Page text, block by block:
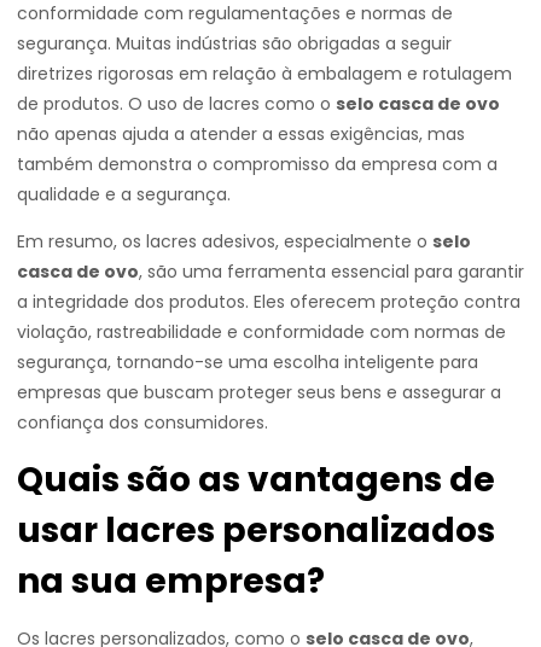
conformidade com regulamentações e normas de
segurança. Muitas indústrias são obrigadas a seguir
diretrizes rigorosas em relação à embalagem e rotulagem
de produtos. O uso de lacres como o selo casca de ovo
não apenas ajuda a atender a essas exigências, mas
também demonstra o compromisso da empresa com a
qualidade e a segurança.
Em resumo, os lacres adesivos, especialmente o selo
casca de ovo, são uma ferramenta essencial para garantir
a integridade dos produtos. Eles oferecem proteção contra
violação, rastreabilidade e conformidade com normas de
segurança, tornando-se uma escolha inteligente para
empresas que buscam proteger seus bens e assegurar a
confiança dos consumidores.
Quais são as vantagens de
usar lacres personalizados
na sua empresa?
Os lacres personalizados, como o selo casca de ovo,